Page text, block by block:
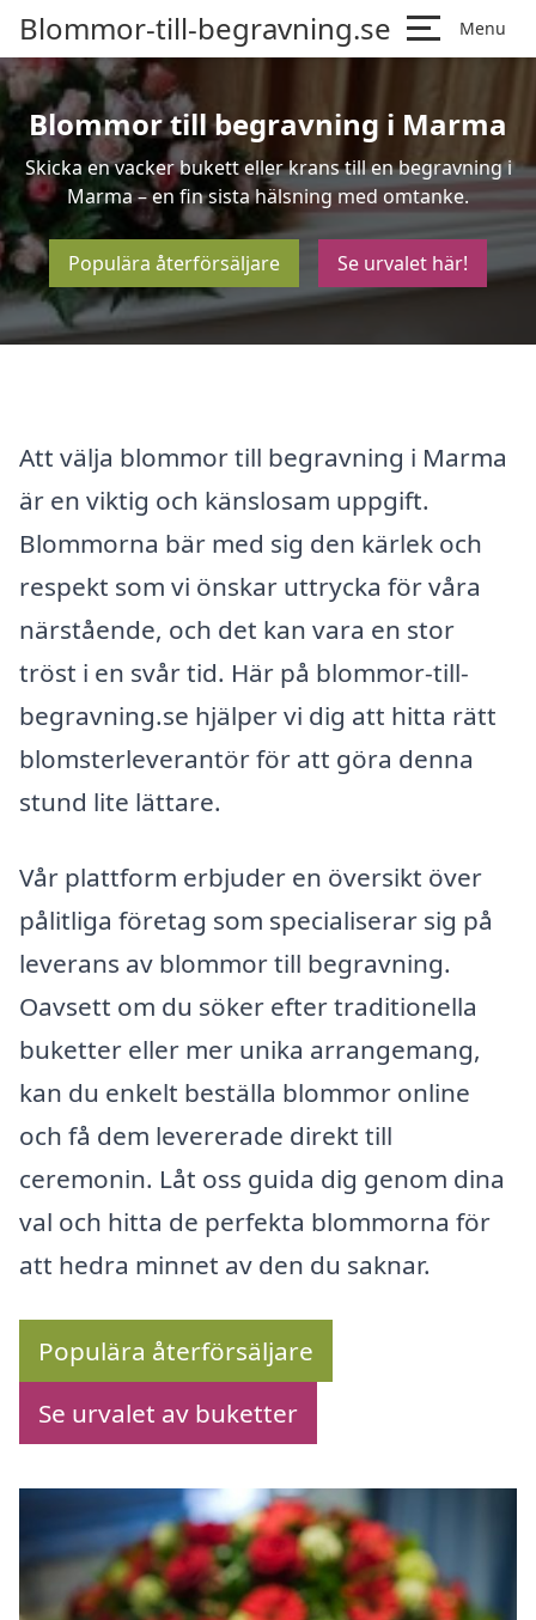
Blommor-till-begravning.se Menu
Blommor till begravning i Marma
Skicka en vacker bukett eller krans till en begravning i
Marma – en fin sista hälsning med omtanke.
Populära återförsäljare Se urvalet här!
Att välja blommor till begravning i Marma
är en viktig och känslosam uppgift.
Blommorna bär med sig den kärlek och
respekt som vi önskar uttrycka för våra
närstående, och det kan vara en stor
tröst i en svår tid. Här på blommor-till-
begravning.se hjälper vi dig att hitta rätt
blomsterleverantör för att göra denna
stund lite lättare.
Vår plattform erbjuder en översikt över
pålitliga företag som specialiserar sig på
leverans av blommor till begravning.
Oavsett om du söker efter traditionella
buketter eller mer unika arrangemang,
kan du enkelt beställa blommor online
och få dem levererade direkt till
ceremonin. Låt oss guida dig genom dina
val och hitta de perfekta blommorna för
att hedra minnet av den du saknar.
Populära återförsäljare
Se urvalet av buketter